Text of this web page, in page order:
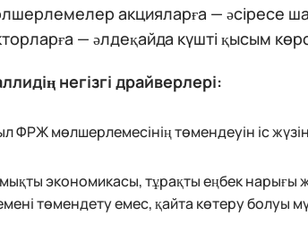
акцияларға — әсіресе
— әлдеқайда күшті қысым
негізгі драйверлері:
ФРЖ мөлшерлемесінің төмендеуін іс
экономикасы, тұрақты еңбек нарығы
төмендету емес, қайта көтеру болуы